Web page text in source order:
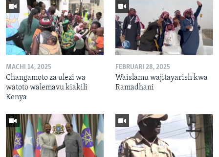
MACHI 14, 2025
Changamoto za ulezi wa
watoto walemavu kiakili
Kenya
FEBRUARI 28, 2025
Waislamu wajitayarish kwa
Ramadhani